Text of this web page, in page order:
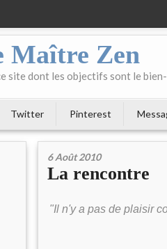
Maître Zen
site dont les objectifs sont le
Twitter Pinterest
6 Août 2010
La rencontre
"Il n'y a pas de plaisir